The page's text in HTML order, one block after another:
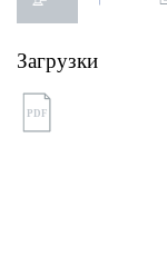
Загрузки
PDF